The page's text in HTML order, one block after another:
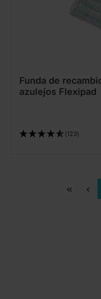
Funda de
azulejos Flexipad
(123)